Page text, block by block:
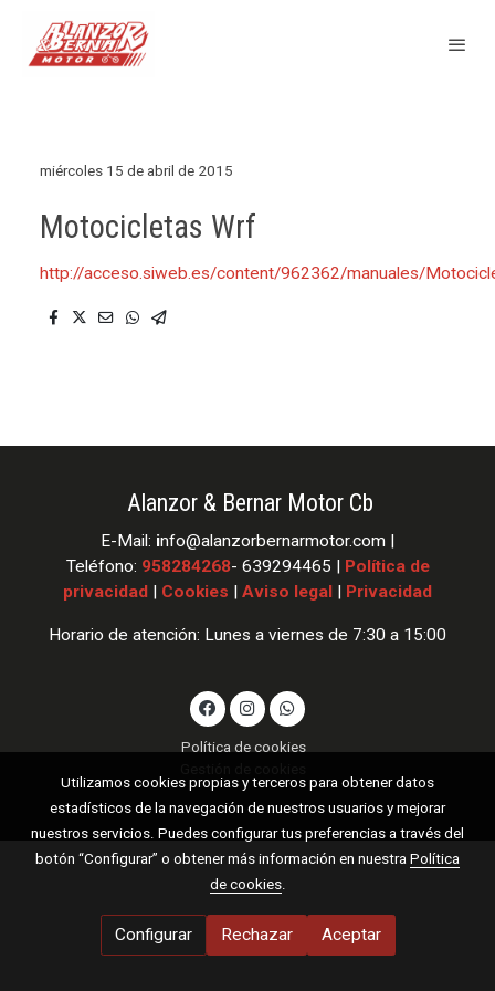
miércoles 15 de abril de 2015
Motocicletas Wrf
http://acceso.siweb.es/content/962362/manuales/
Alanzor & Bernar Motor Cb
E-Mail: info@alanzorbernarmotor.com |
Teléfono: 958284268- 639294465 |
Política de
privacidad
Cookies Aviso legal Privacidad
Horario de atención: Lunes a viernes de 7:30 a 15:00
Política de cookies
Utilizamos cookies propias y terceros para obtener datos
estadísticos de la navegación de nuestros usuarios y mejorar
nuestros servicios. Puedes configurar tus preferencias a través del
botón “Configurar” o obtener más información en nuestra Política
de cookies.
Configurar Rechazar Aceptar